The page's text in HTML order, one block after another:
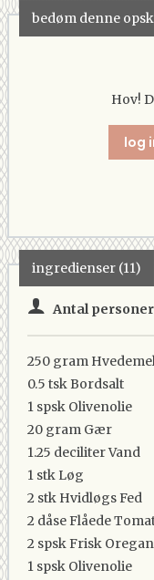
bedøm denne
Hov!
log
ingredienser (11)
Antal
250 gram
0.5 tskBordsalt
1 spsk Olivenolie
20 gram Gær
1.25 deciliterVand
1 stk Løg
2 stk Hvidløgs Fed
2 dåseFlåede
2 spskFrisk
1 spsk Olivenolie